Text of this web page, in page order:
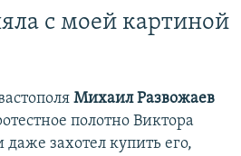
с моей картиной
Михаил Развожаев
полотно Виктора
захотел купить его,